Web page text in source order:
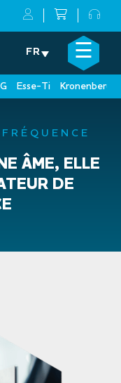
FR ☰
Esse-Ti Kronenberg
×
ÂME, ELLE
DE